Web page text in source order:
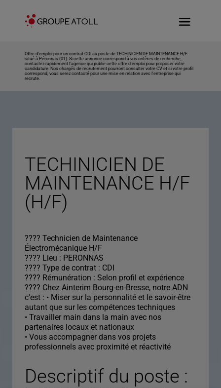
Offre d’emploi pour un contrat CDI au poste de TECHINICIEN DE MAINTENANCE H/F
situé à Péronnas (01). Si cette annonce correspond à vos critères de recherche,
contactez rapidement l’agence qui publie cette offre d’emploi pour proposer votre
candidature. Nos chargés de recrutement pourront consulter votre CV et si votre profil
correspond, vous serez contacté pour une mise en relation avec l’entreprise qui
recrute.
TECHINICIEN DE
MAINTENANCE H/F
(H/F)
????️ Technicien de Maintenance
Électromécanique H/F
???? Lieu : PERONNAS
???? Type de contrat : CDI
???? Rémunération : Selon profil et expérience
???? Chez Ainterim Bourg-en-Bresse, notre ADN
c'est : • Miser sur la personnalité et le savoir-être
autant que sur les compétences techniques
• Travailler main dans la main avec nos
partenaires locaux et nationaux
• Vous accompagner dans vos projets
professionnels avec proximité et réactivité
Descriptif du poste :